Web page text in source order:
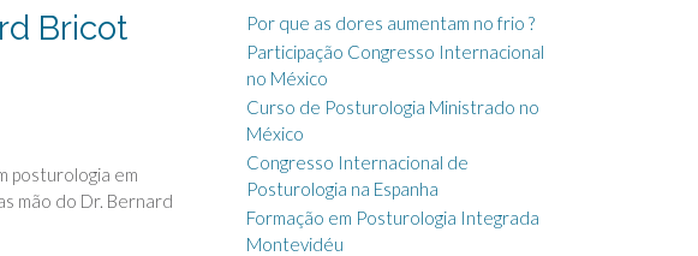
Bricot
posturologia em
mão do Dr. Bernard
Por que as dores aumentam no frio ?
Participação Congresso Internacional
no México
Curso de Posturologia Ministrado no
México
Congresso Internacional de
Posturologia na Espanha
Formação em Posturologia Integrada
Montevidéu